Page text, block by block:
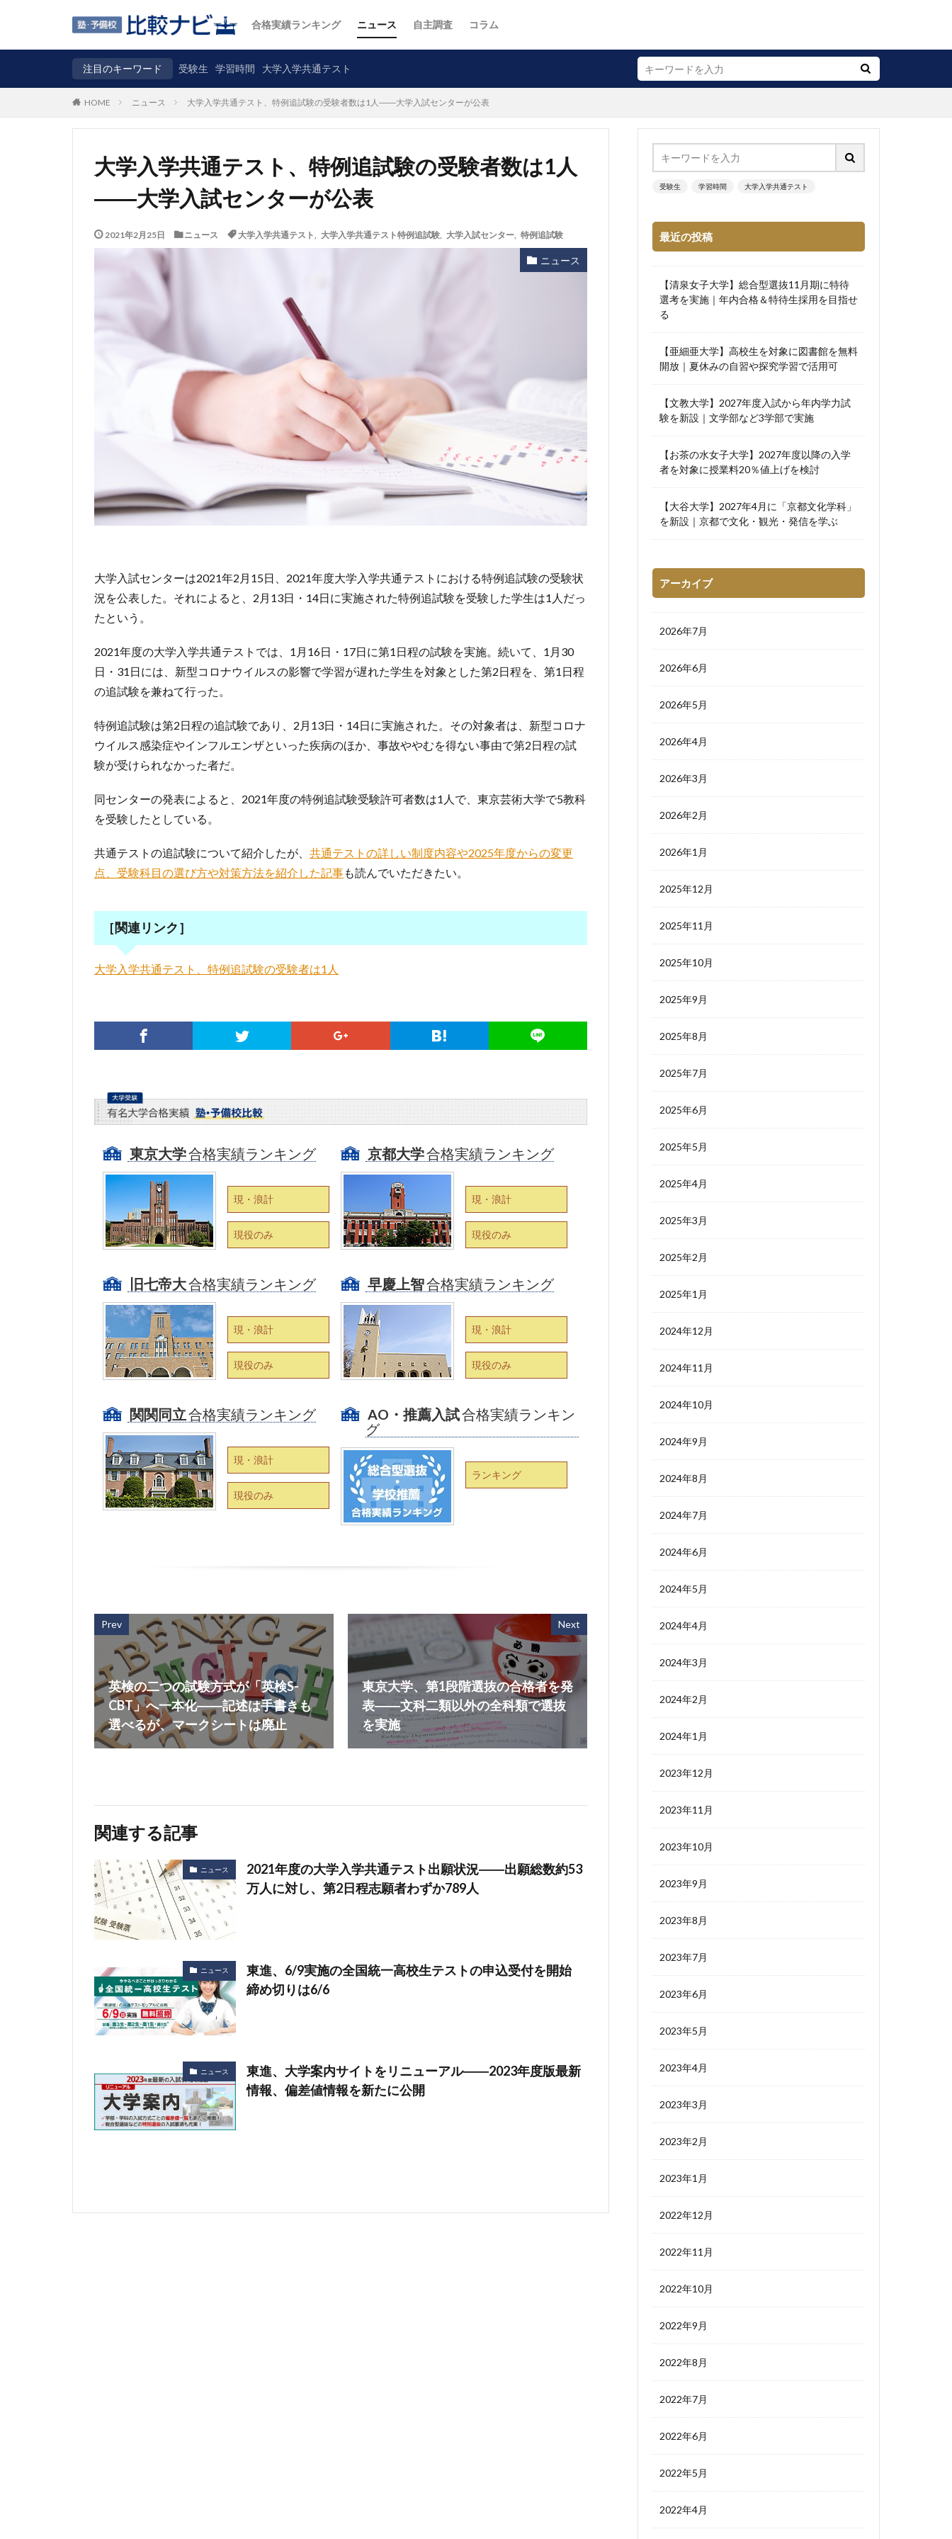
合格実績ランキング ニュース 自主調査 コラム
注目のキーワード 受験生 学習時間 大学入学共通テスト
HOME ニュース 大学入学共通テスト、特例追試験の受験者数は1人――大学入試センターが公表
大学入学共通テスト、特例追試験の受験者数は1人
――大学入試センターが公表
2021年2月25日 ニュース 大学入学共通テスト 大学入学共通テスト特例追試験, 大学入試センター, 特例追試験
ニュース
大学入試センターは2021年2月15日、2021年度大学入学共通テストにおける特例追試験の受験状
況を公表した。それによると、2月13日・14日に実施された特例追試験を受験した学生は1人だっ
たという。
2021年度の大学入学共通テストでは、1月16日・17日に第1日程の試験を実施。続いて、1月30
日・31日には、新型コロナウイルスの影響で学習が遅れた学生を対象とした第2日程を、第1日程
の追試験を兼ねて行った。
特例追試験は第2日程の追試験であり、2月13日・14日に実施された。その対象者は、新型コロナ
ウイルス感染症やインフルエンザといった疾病のほか、事故ややむを得ない事由で第2日程の試
験が受けられなかった者だ。
同センターの発表によると、2021年度の特例追試験受験許可者数は1人で、東京芸術大学で5教科
を受験したとしている。
共通テストの追試験について紹介したが、 共通テストの詳しい制度内容や2025年度からの変更
点、受験科目の選び方や対策方法を紹介した記事も読んでいただきたい。
［関連リンク］
大学入学共通テスト、特例追試験の受験者は1人
東京大学合格実績ランキング
現・浪計
現役のみ
京都大学合格実績ランキング
現・浪計
現役のみ
旧七帝大合格実績ランキング
現・浪計
現役のみ
早慶上智合格実績ランキング
現・浪計
現役のみ
関関同立合格実績ランキング
現・浪計
現役のみ
AO・推薦入試合格実績ランキン
グ
ランキング
Prev
英検の二つの試験方式が「英検S-
CBT」へ一本化――記述は手書きも
選べるが、マークシートは廃止
Next
東京大学、第1段階選抜の合格者を発
表――文科二類以外の全科類で選抜
を実施
関連する記事
ニュース
2021年度の大学入学共通テスト出願状況――出願総数約53
万人に対し、第2日程志願者わずか789人
ニュース
東進、6/9実施の全国統一高校生テストの申込受付を開始
締め切りは6/6
ニュース
東進、大学案内サイトをリニューアル――2023年度版最新
情報、偏差値情報を新たに公開
受験生 学習時間 大学入学共通テスト
最近の投稿
【清泉女子大学】総合型選抜11月期に特待
選考を実施｜年内合格＆特待生採用を目指せ
る
【亜細亜大学】高校生を対象に図書館を無料
開放｜夏休みの自習や探究学習で活用可
【文教大学】2027年度入試から年内学力試
験を新設｜文学部など3学部で実施
【お茶の水女子大学】2027年度以降の入学
者を対象に授業料20％値上げを検討
【大谷大学】2027年4月に「京都文化学科」
を新設｜京都で文化・観光・発信を学ぶ
アーカイブ
2026年7月
2026年6月
2026年5月
2026年4月
2026年3月
2026年2月
2026年1月
2025年12月
2025年11月
2025年10月
2025年9月
2025年8月
2025年7月
2025年6月
2025年5月
2025年4月
2025年3月
2025年2月
2025年1月
2024年12月
2024年11月
2024年10月
2024年9月
2024年8月
2024年7月
2024年6月
2024年5月
2024年4月
2024年3月
2024年2月
2024年1月
2023年12月
2023年11月
2023年10月
2023年9月
2023年8月
2023年7月
2023年6月
2023年5月
2023年4月
2023年3月
2023年2月
2023年1月
2022年12月
2022年11月
2022年10月
2022年9月
2022年8月
2022年7月
2022年6月
2022年5月
2022年4月